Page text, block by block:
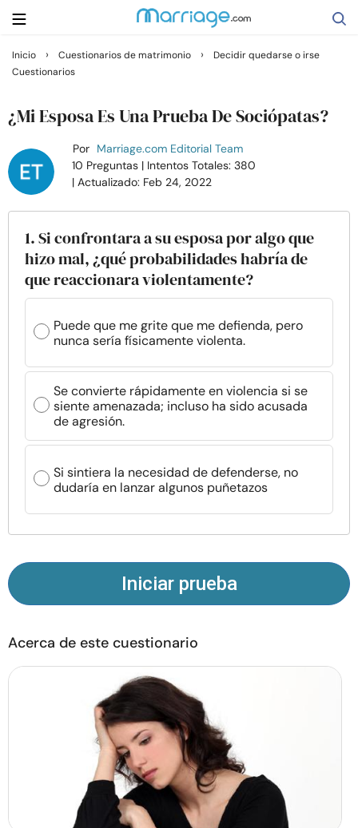
Buscar
Relaciones
Familia
Ayuda
Cursos
Recursos
Comunidad
Encuentra un terapeuta
Sobre nosotros
nosotros
Inicio › Cuestionarios de matrimonio ›
Decidir quedarse o irse
Cuestionarios
¿Mi Esposa Es Una Prueba De Sociópatas?
Por Marriage.com Editorial Team
10 Preguntas | Intentos Totales: 380
| Actualizado: Feb 24, 2022
1. Si confrontara a su esposa por algo que
hizo mal, ¿qué probabilidades habría de
que reaccionara violentamente?
Puede que me grite que me defienda, pero
nunca sería físicamente violenta.
Se convierte rápidamente en violencia si se
siente amenazada; incluso ha sido acusada
de agresión.
Si sintiera la necesidad de defenderse, no
dudaría en lanzar algunos puñetazos
Iniciar prueba
Acerca de este cuestionario